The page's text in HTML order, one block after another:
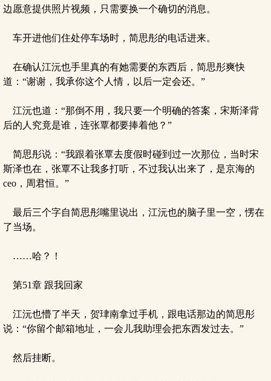
边愿意提供照片视频，只需要换一个确切的消息。
车开进他们住处停车场时，简思彤的电话进来。
在确认江沅也手里真的有她需要的东西后，简思彤爽快
道：“谢谢，我承你这个人情，以后一定会还。”
江沅也道：“那倒不用，我只要一个明确的答案，宋斯泽背
后的人究竟是谁，连张覃都要捧着他？”
简思彤说：“我跟着张覃去度假时碰到过一次那位，当时宋
斯泽也在，张覃不让我多打听，不过我认出来了，是京海的
ceo，周君恒。”
最后三个字自简思彤嘴里说出，江沅也的脑子里一空，愣在
了当场。
……哈？！
第51章 跟我回家
江沅也懵了半天，贺珒南拿过手机，跟电话那边的简思彤
说：“你留个邮箱地址，一会儿我助理会把东西发过去。”
然后挂断。